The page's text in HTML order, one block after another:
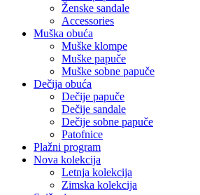
Ženske sandale
Accessories
Muška obuća
Muške klompe
Muške papuče
Muške sobne papuče
Dečija obuća
Dečije papuče
Dečije sandale
Dečije sobne papuče
Patofnice
Plažni program
Nova kolekcija
Letnja kolekcija
Zimska kolekcija